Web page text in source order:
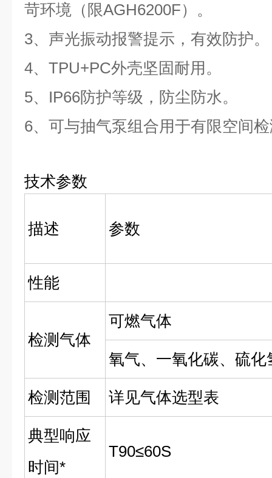
苛环境（限AGH6200F）。
3、声光振动报警提示，有效防护。
4、TPU+PC外壳坚固耐用。
5、IP66防护等级，防尘防水。
6、可与抽气泵组合用于有限空间
技术参数
描述 参数
性能
检测气体
可燃气体
氧气、一氧化碳、硫化
检测范围 详见气体选型表
典型响应
时间*
T90≤60S